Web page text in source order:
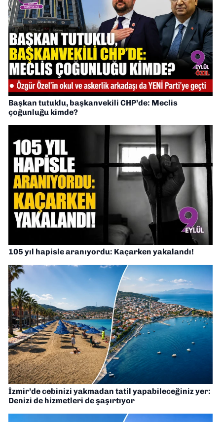
Başkan tutuklu, başkanvekili CHP’de: Meclis
çoğunluğu kimde?
105 yıl hapisle aranıyordu: Kaçarken yakalandı!
İzmir’de cebinizi yakmadan tatil yapabileceğiniz yer:
Denizi de hizmetleri de şaşırtıyor